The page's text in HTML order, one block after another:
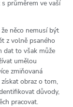
průměrem ve vaší
něco nemusí být
z volně psaného
dat to však může
umělou
zmiňovaná
obraz o tom,
důvody,
pracovat.